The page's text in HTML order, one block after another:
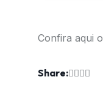
Confira aqui o
Share: